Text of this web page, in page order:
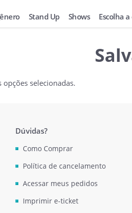
Stand Up Shows Escolha
selecionadas.
Dúvidas?
Como Comprar
Política de cancelamento
Acessar meus pedidos
Imprimir e-ticket